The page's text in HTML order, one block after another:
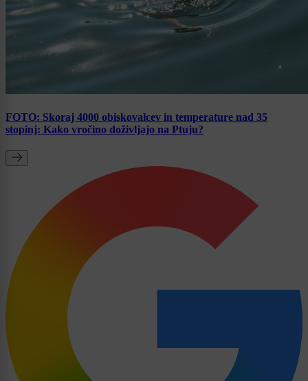
FOTO: Skoraj 4000 obiskovalcev in temperature nad 35
stopinj: Kako vročino doživljajo na Ptuju?